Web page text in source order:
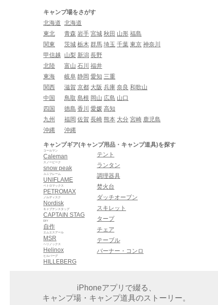
キャンプ場をさがす
北海道 北海道
東北
青森 岩手 宮城 秋田 山形 福島
関東
茨城 栃木 群馬 埼玉 千葉 東京 神奈川
甲信越
山梨 新潟 長野
北陸
富山 石川 福井
東海
岐阜 静岡 愛知 三重
関西
滋賀 京都 大阪 兵庫 奈良 和歌山
中国
鳥取 島根 岡山 広島 山口
四国
徳島 香川 愛媛 高知
九州
福岡 佐賀 長崎 熊本 大分 宮崎 鹿児島
沖縄
沖縄
キャンプギア(キャンプ用品・キャンプ道具)を探す
Caleman
コールマン
snow peak
スノーピーク
UNIFLAME
ユニフレーム
PETROMAX
ペトロマックス
Nordisk
ノルディスク
CAPTAIN STAG
キャプテンスタッグ
自作
DIY
MSR
エムエスアール
Helinox
ヘリノックス
HILLEBERG
ヒルバーグ
テント
ランタン
調理器具
焚火台
ダッチオーブン
スキレット
タープ
チェア
テーブル
バーナー・コンロ
iPhoneアプリで綴る、
キャンプ場・キャンプ道具のストーリー。